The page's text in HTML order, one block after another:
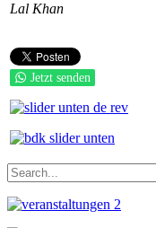
Lal Khan
Jetzt senden